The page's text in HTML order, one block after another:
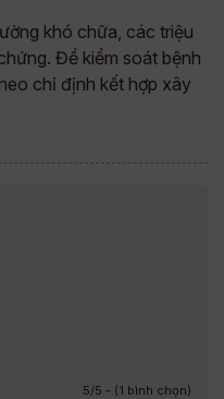
khó chữa, các triệu
Để kiểm soát bệnh
chỉ định kết hợp xây
5/5 - (1 bình chọn)